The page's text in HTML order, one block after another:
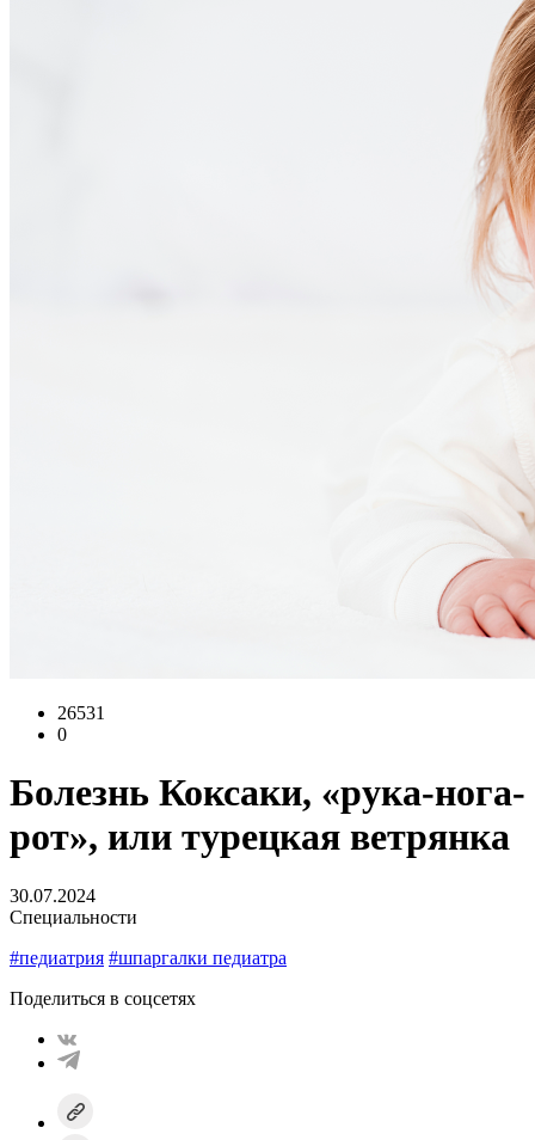
26531
0
Болезнь Коксаки, «рука-нога-
рот», или турецкая ветрянка
30.07.2024
Специальности
#педиатрия #шпаргалки педиатра
Поделиться в соцсетях